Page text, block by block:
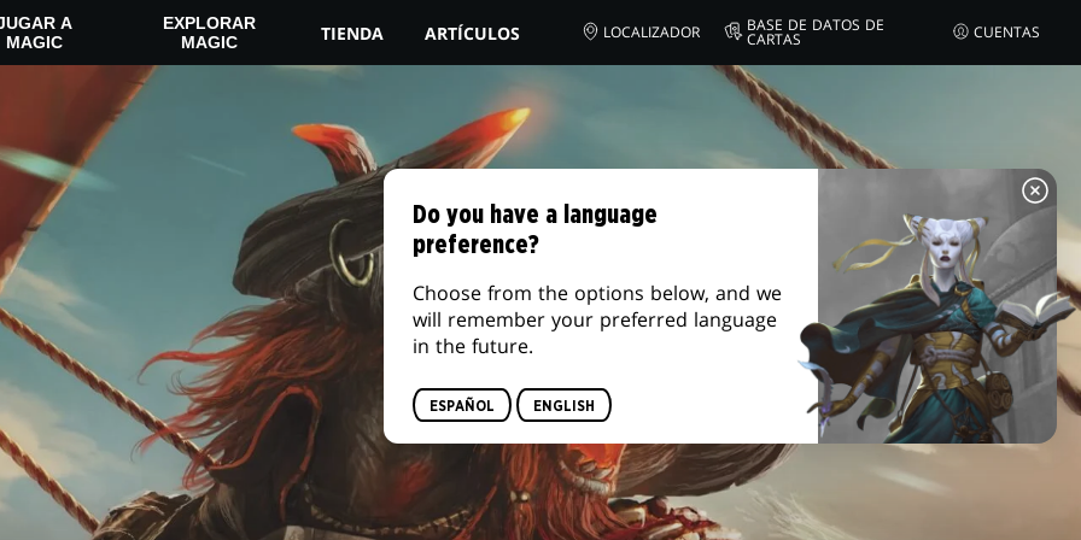
A
MAGIC
EXPLORAR
MAGIC
TIENDA ARTÍCULOS LOCALIZADOR BASE DE DATOS DE
CARTAS CUENTAS
Do you have a language
preference?
Choose from the options below, and we
will remember your preferred language
in the future.
ESPAÑOL ENGLISH